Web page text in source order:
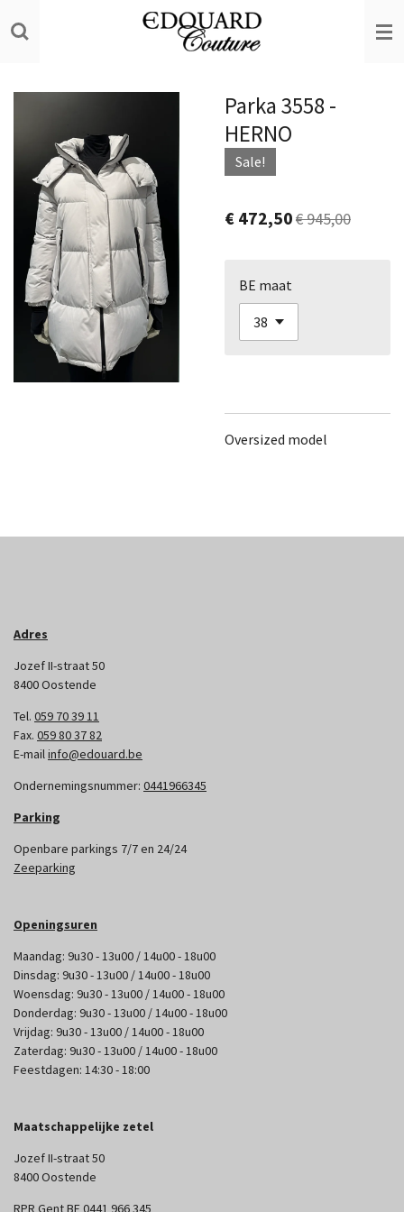
direct
Parka 3558 -
HERNO
Sale!
€ 472,50€ 945,00
BE maat
Oversized model
Adres
Jozef II-straat 50
8400 Oostende
Tel. 059 70 39 11
Fax. 059 80 37 82
E-mailinfo@edouard.be
Ondernemingsnummer: 0441966345
Parking
Openbare parkings 7/7 en 24/24
Zeeparking
Openingsuren
Maandag: 9u30 - 13u00 / 14u00 - 18u00
Dinsdag: 9u30 - 13u00 / 14u00 - 18u00
Woensdag: 9u30 - 13u00 / 14u00 - 18u00
Donderdag: 9u30 - 13u00 / 14u00 - 18u00
Vrijdag: 9u30 - 13u00 / 14u00 - 18u00
Zaterdag: 9u30 - 13u00 / 14u00 - 18u00
Feestdagen: 14:30 - 18:00
Maatschappelijke zetel
Jozef II-straat 50
8400 Oostende
RPR Gent BE 0441 966 345